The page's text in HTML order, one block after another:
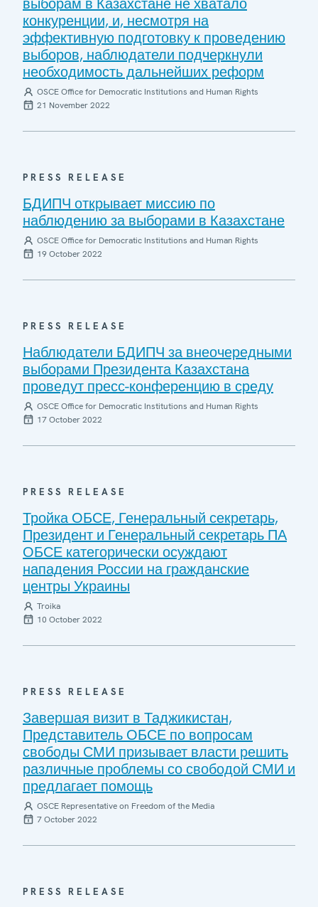
конкуренции, и, несмотря на
эффективную подготовку к проведению
выборов, наблюдатели подчеркнули
необходимость дальнейших реформ
OSCE Office for Democratic Institutions and Human Rights
21 November 2022
PRESS RELEASE
БДИПЧ открывает миссию по
наблюдению за выборами в Казахстане
OSCE Office for Democratic Institutions and Human Rights
19 October 2022
PRESS RELEASE
Наблюдатели БДИПЧ за внеочередными
выборами Президента Казахстана
проведут пресс-конференцию в среду
OSCE Office for Democratic Institutions and Human Rights
17 October 2022
PRESS RELEASE
Тройка ОБСЕ, Генеральный секретарь,
Президент и Генеральный секретарь ПА
ОБСЕ категорически осуждают
нападения России на гражданские
центры Украины
Troika
10 October 2022
PRESS RELEASE
Завершая визит в Таджикистан,
Представитель ОБСЕ по вопросам
свободы СМИ призывает власти решить
различные проблемы со свободой СМИ и
предлагает помощь
OSCE Representative on Freedom of the Media
7 October 2022
PRESS RELEASE